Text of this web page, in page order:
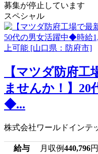
募集が停止しています
スペシャル
【マツダ防府工
ませんか！】20
◆...
株式会社ワールドインテ
給与 月収例440,796円